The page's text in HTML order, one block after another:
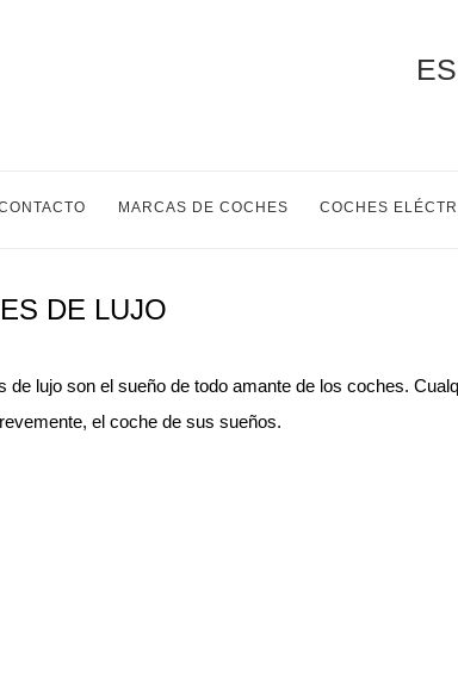
MARCAS DE COCHES COCHES
DE LUJO
de lujo son el sueño de todo amante de los coches.
el coche de sus sueños.